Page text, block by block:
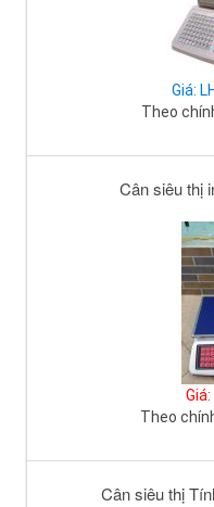
Giá:
Theo
Cân siêu thị
Giá:
Theo
Cân siêu thị